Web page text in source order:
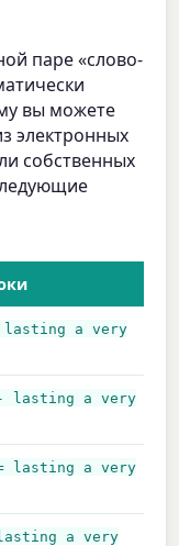
паре «слово-
вы можете
электронных
собственных
lasting a very
- lasting a very
= lasting a very
a very